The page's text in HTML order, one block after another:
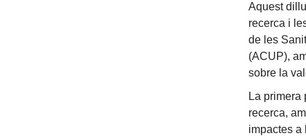
Aquest
recerca i
de les
(ACUP),
sobre la
La primera
recerca,
impactes a